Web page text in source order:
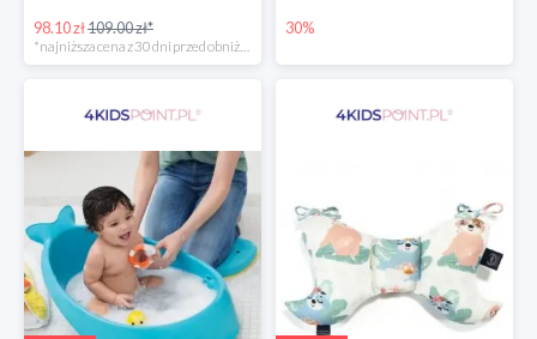
98.10 zł109.00 zł* 30%